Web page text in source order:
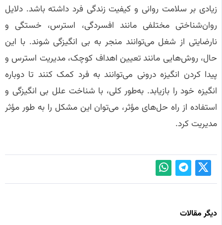
زیادی بر سلامت روانی و کیفیت زندگی فرد داشته باشد. دلایل
روان‌شناختی مختلفی مانند افسردگی، استرس، خستگی و
نارضایتی از شغل می‌توانند منجر به بی‌ انگیزگی شوند. با این
حال، روش‌هایی مانند تعیین اهداف کوچک، مدیریت استرس و
پیدا کردن انگیزه درونی می‌توانند به فرد کمک کنند تا دوباره
انگیزه خود را بازیابد. به‌طور کلی، با شناخت علل بی‌ انگیزگی و
استفاده از راه‌ حل‌های مؤثر، می‌توان این مشکل را به طور مؤثر
مدیریت کرد.
دیگر مقالات